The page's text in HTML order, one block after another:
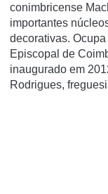
conimbricense
importantes
decorativas.
Episcopal de
inaugurado em
Rodrigues,